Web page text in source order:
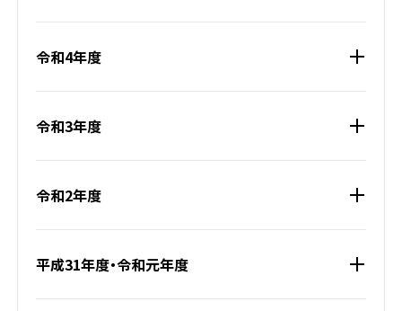
令和4年度
令和3年度
令和2年度
平成31年度・令和元年度